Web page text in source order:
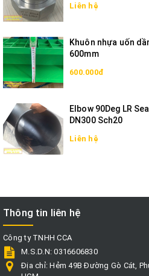
Liên hệ
Khuôn nhựa uốn
600mm
600.000đ
Elbow 90Deg LR
DN300 Sch20
Liên hệ
Thông tin liên hệ
Công ty TNHH CCA
M.S.D.N: 0316606830
Địa chỉ:Hẻm 49B Đường Gò Cát,